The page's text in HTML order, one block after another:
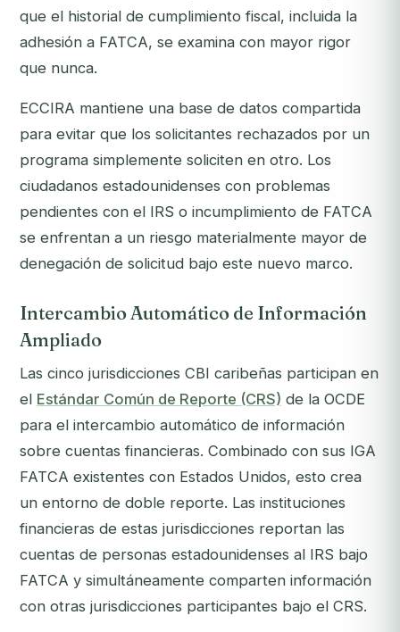
que el historial de cumplimiento fiscal, incluida la
adhesión a FATCA, se examina con mayor rigor
que nunca.
ECCIRA mantiene una base de datos compartida
para evitar que los solicitantes rechazados por un
programa simplemente soliciten en otro. Los
ciudadanos estadounidenses con problemas
pendientes con el IRS o incumplimiento de FATCA
se enfrentan a un riesgo materialmente mayor de
denegación de solicitud bajo este nuevo marco.
Intercambio Automático de Información
Ampliado
Las cinco jurisdicciones CBI caribeñas participan en
el Estándar Común de Reporte (CRS) de la OCDE
para el intercambio automático de información
sobre cuentas financieras. Combinado con sus IGA
FATCA existentes con Estados Unidos, esto crea
un entorno de doble reporte. Las instituciones
financieras de estas jurisdicciones reportan las
cuentas de personas estadounidenses al IRS bajo
FATCA y simultáneamente comparten información
con otras jurisdicciones participantes bajo el CRS.